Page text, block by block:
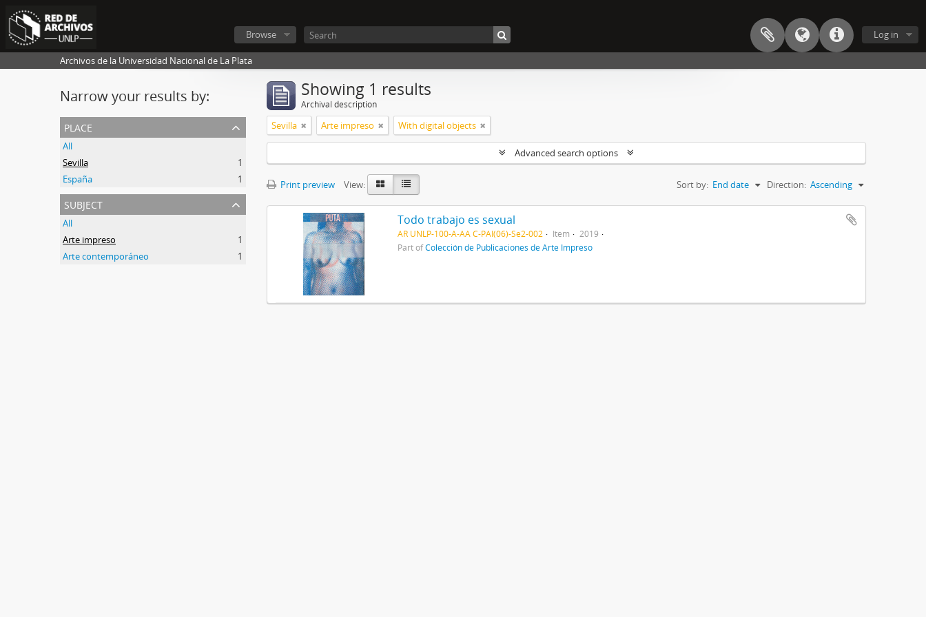
Log in
Browse
Archivos de la Universidad Nacional de La Plata
Narrow your results by:
place
All
Sevilla
1
España
1
subject
All
Arte impreso
1
Arte contemporáneo
1
Showing 1 results
Archival description
Sevilla Arte impreso With digital objects
Advanced search options
Print preview View: Sort by: End date Direction: Ascending
Todo trabajo es sexual
AR UNLP-100-A-AA C-PAI(06)-Se2-002 Item
2019
Part ofColección de Publicaciones de Arte Impreso